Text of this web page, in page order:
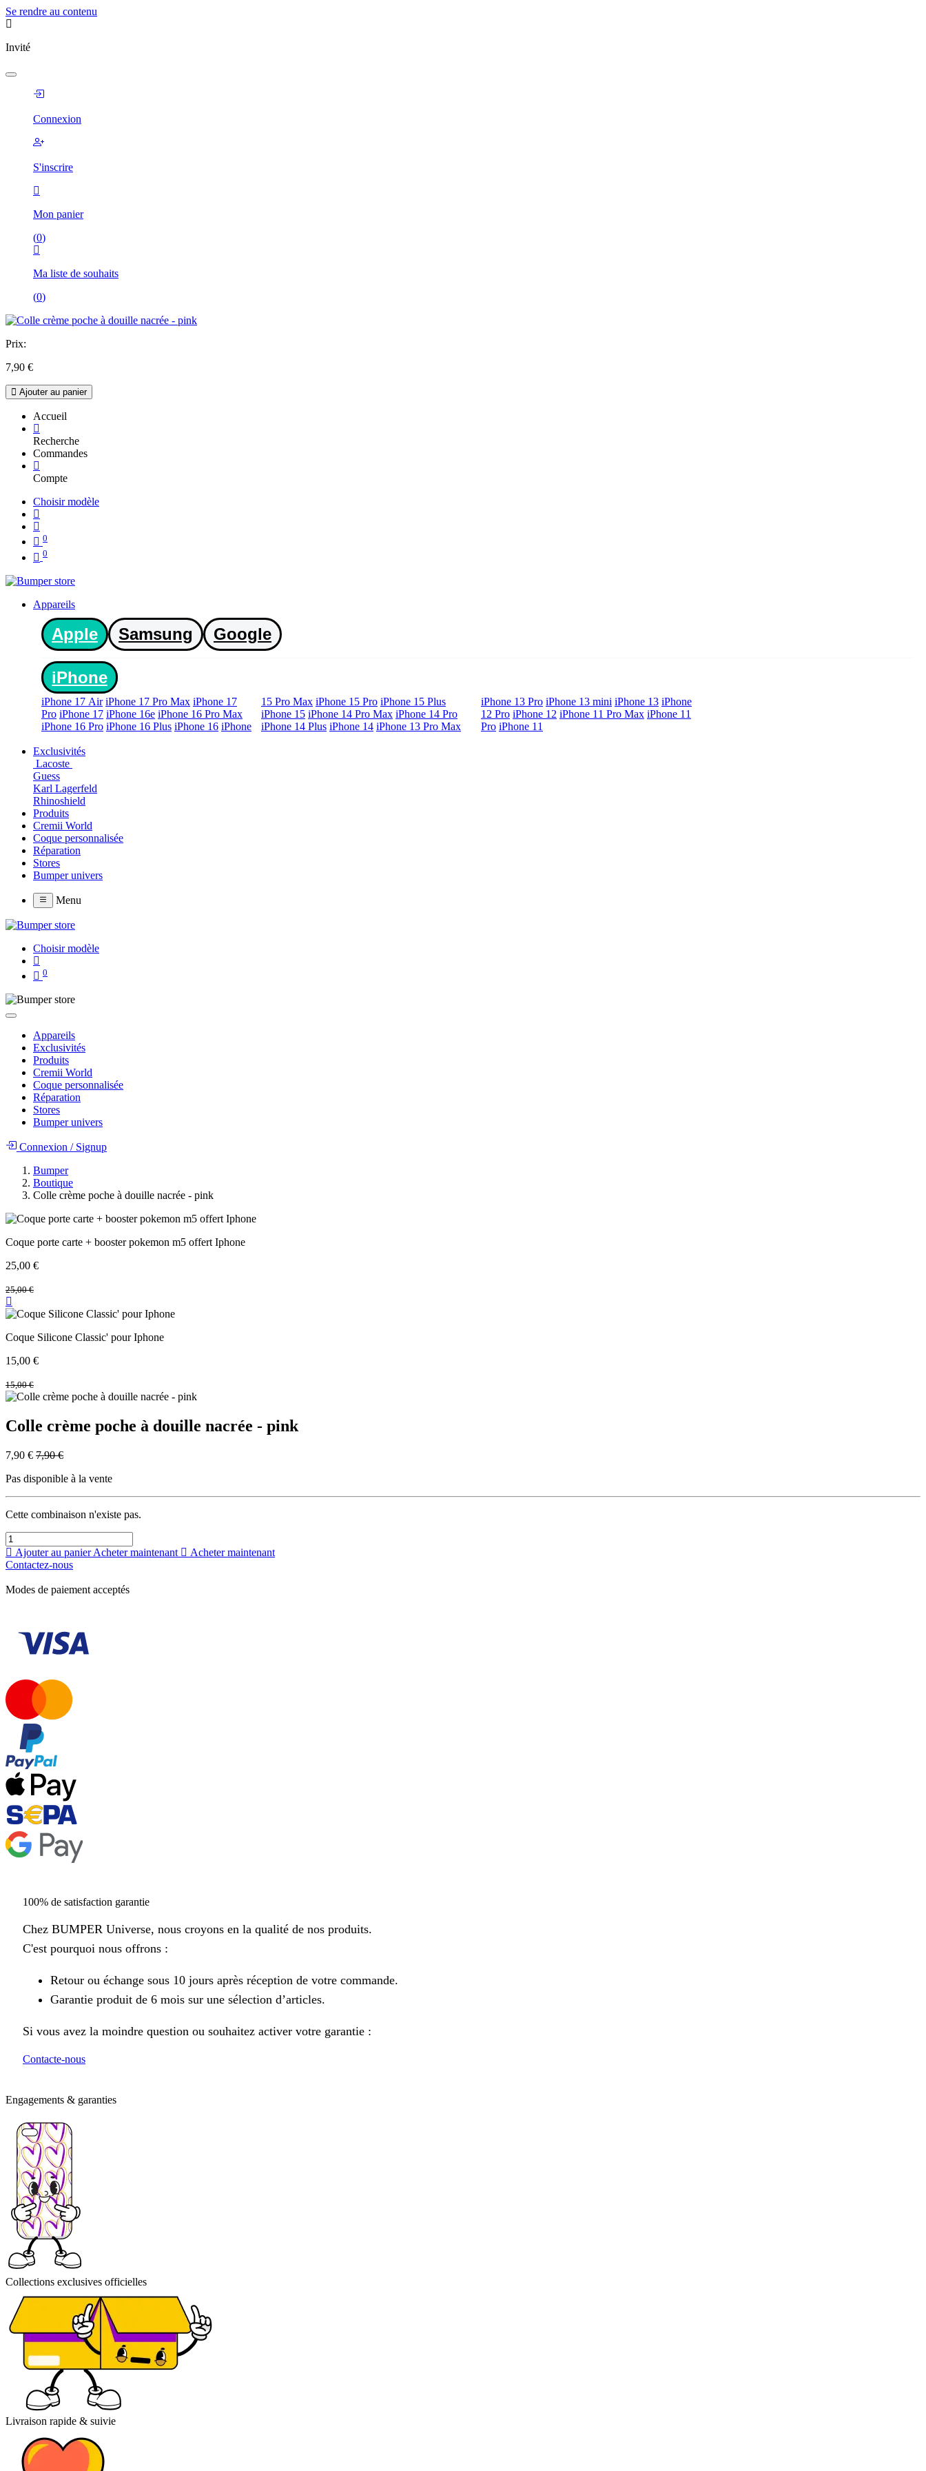
Se rendre au contenu
Invité
Connexion
S'inscrire
Mon panier
(0)
Ma liste de souhaits
(0)
Prix:
7,90 €
Ajouter au panier
Accueil
Recherche
Commandes
Compte
Choisir modèle
0
0
Appareils
Apple Samsung Google
iPhone
iPhone 17 Air iPhone 17 Pro Max iPhone 17
Pro iPhone 17 iPhone 16e iPhone 16 Pro Max
iPhone 16 Pro iPhone 16 Plus iPhone 16 iPhone
15 Pro Max iPhone 15 Pro iPhone 15 Plus
iPhone 15 iPhone 14 Pro Max iPhone 14 Pro
iPhone 14 Plus iPhone 14 iPhone 13 Pro Max
iPhone 13 Pro iPhone 13 mini iPhone 13 iPhone
12 Pro iPhone 12 iPhone 11 Pro Max iPhone 11
Pro iPhone 11
Exclusivités
Lacoste
Guess
Karl Lagerfeld
Rhinoshield
Produits
Cremii World
Coque personnalisée
Réparation
Stores
Bumper univers
Menu
Choisir modèle
0
Appareils
Exclusivités
Produits
Cremii World
Coque personnalisée
Réparation
Stores
Bumper univers
Connexion /Signup
Bumper
Boutique
Colle crème poche à douille nacrée - pink
Coque porte carte + booster pokemon m5 offert Iphone
25,00 €
25,00€
Coque Silicone Classic' pour Iphone
15,00 €
15,00€
Colle crème poche à douille nacrée - pink
7,90 € 7,90€
Pas disponible à la vente
Cette combinaison n'existe pas.
Ajouter au panierAcheter maintenant
Acheter maintenant
Contactez-nous
Modes de paiement acceptés
100% de satisfaction garantie
Chez BUMPER Universe, nous croyons en la qualité de nos produits.
C'est pourquoi nous offrons :
Retour ou échange sous 10 jours après réception de votre commande.
Garantie produit de 6 mois sur une sélection d’articles.
Si vous avez la moindre question ou souhaitez activer votre garantie :
Contacte-nous
Engagements & garanties
Collections exclusives officielles
Livraison rapide & suivie